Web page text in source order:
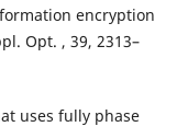
encryption
Opt. , 39, 2313–
uses fully phase